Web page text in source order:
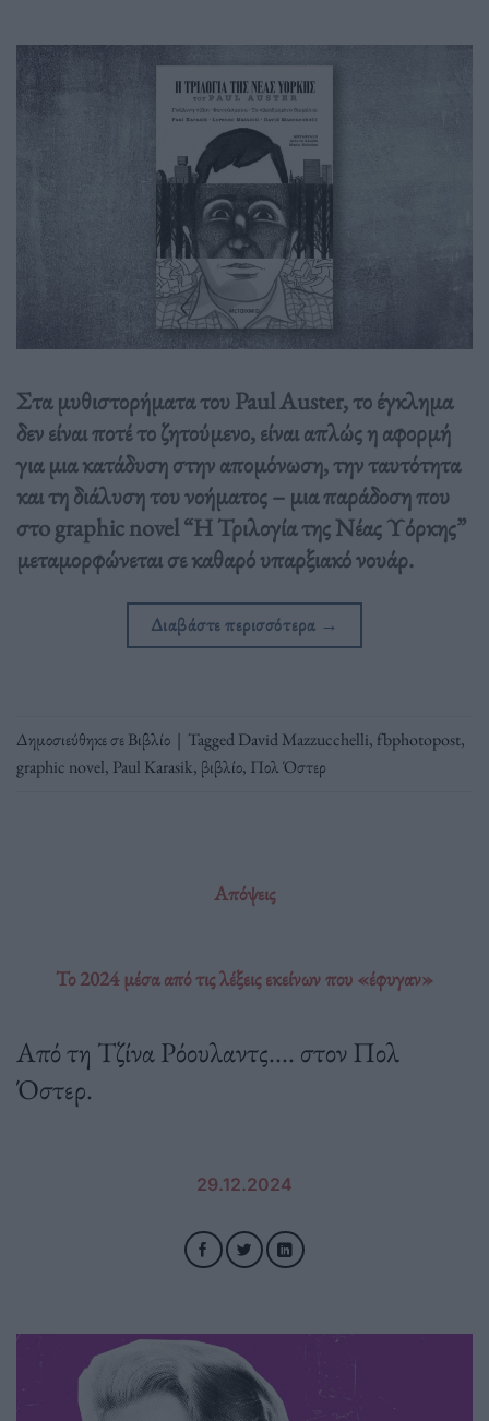
Στα μυθιστορήματα του Paul Auster, το έγκλημα
δεν είναι ποτέ το ζητούμενο, είναι απλώς η αφορμή
για μια κατάδυση στην απομόνωση, την ταυτότητα
και τη διάλυση του νοήματος – μια παράδοση που
στo graphic novel “H Τριλογία της Νέας Υόρκης”
μεταμορφώνεται σε καθαρό υπαρξιακό νουάρ.
Διαβάστε περισσότερα →
Δημοσιεύθηκε σεΒιβλίο | TaggedDavid Mazzucchelli, fbphotopost,
graphic novel, Paul Karasik, βιβλίο, Πολ Όστερ
Απόψεις
Το 2024 μέσα από τις λέξεις εκείνων που «έφυγαν»
Aπό τη Τζίνα Ρόουλαντς.... στον Πολ
Όστερ.
29.12.2024